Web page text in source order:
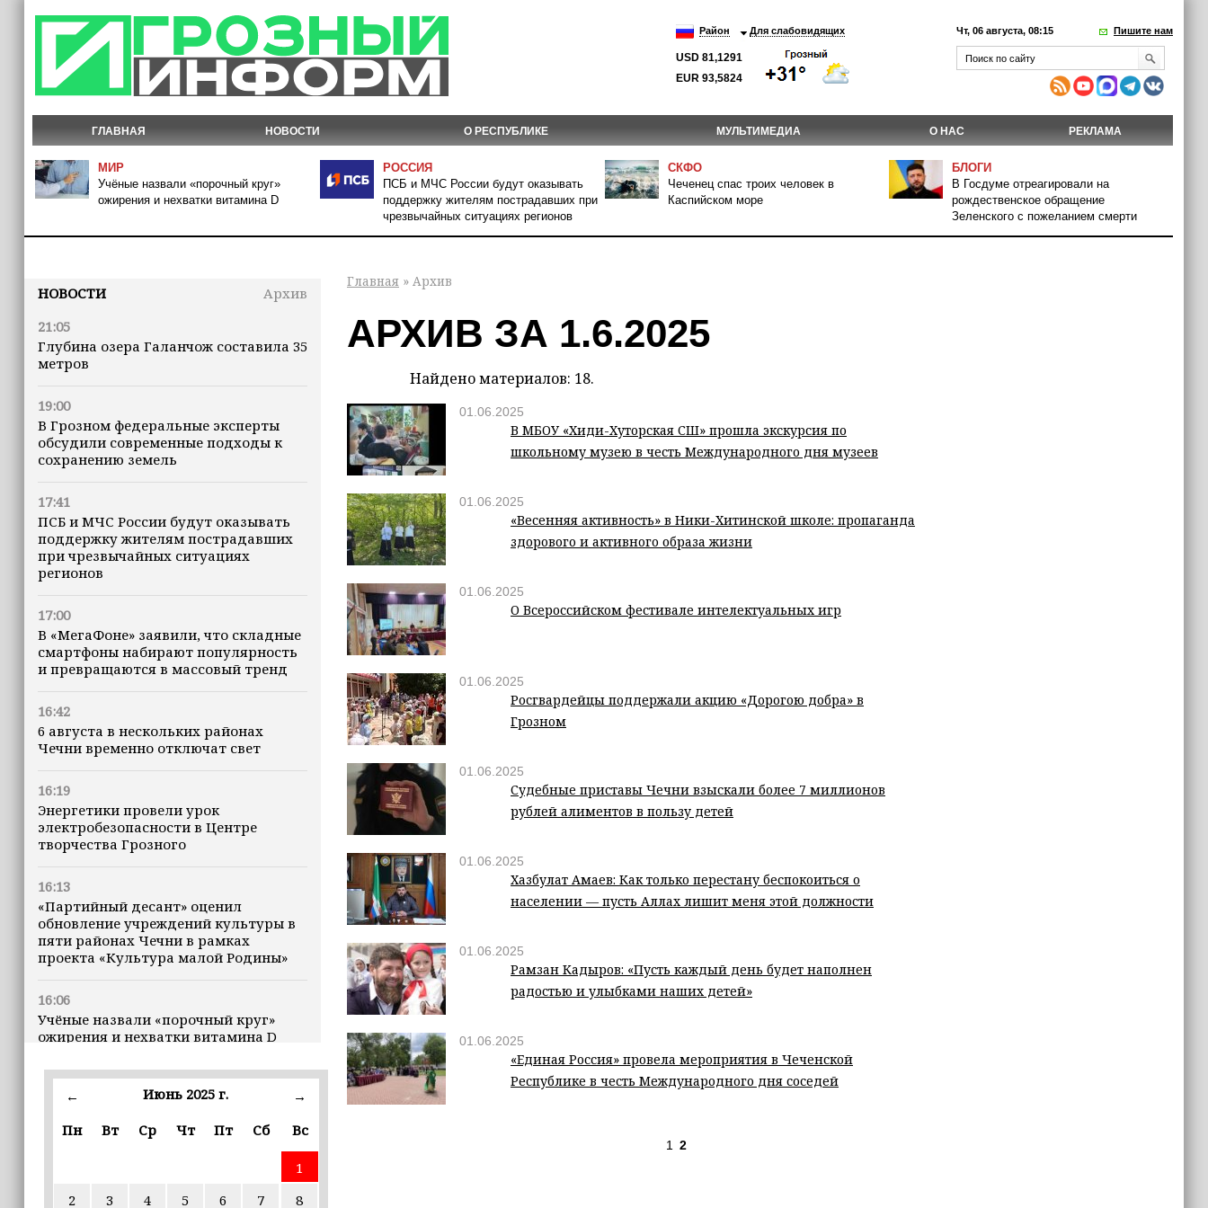
Район Для слабовидящих
USD 81,1291
EUR 93,5824
Чт, 06 августа, 08:15 Пишите нам
ГЛАВНАЯ НОВОСТИ О РЕСПУБЛИКЕ МУЛЬТИМЕДИА О НАС РЕКЛАМА
МИР
Учёные назвали «порочный круг»
ожирения и нехватки витамина D
РОССИЯ
ПСБ и МЧС России будут оказывать
поддержку жителям пострадавших при
чрезвычайных ситуациях регионов
СКФО
Чеченец спас троих человек в
Каспийском море
БЛОГИ
В Госдуме отреагировали на
рождественское обращение
Зеленского с пожеланием смерти
НОВОСТИ
Архив
21:05
Глубина озера Галанчож составила 35
метров
19:00
В Грозном федеральные эксперты
обсудили современные подходы к
сохранению земель
17:41
ПСБ и МЧС России будут оказывать
поддержку жителям пострадавших
при чрезвычайных ситуациях
регионов
17:00
В «МегаФоне» заявили, что складные
смартфоны набирают популярность
и превращаются в массовый тренд
16:42
6 августа в нескольких районах
Чечни временно отключат свет
16:19
Энергетики провели урок
электробезопасности в Центре
творчества Грозного
16:13
«Партийный десант» оценил
обновление учреждений культуры в
пяти районах Чечни в рамках
проекта «Культура малой Родины»
16:06
Учёные назвали «порочный круг»
ожирения и нехватки витамина D
16:00
В Чеченской Республике начинается
избирательные комиссии
← Июнь 2025 г.
→
Пн
Вт Ср Чт Пт Сб Вс
1
2
3 4 5 6 7 8
Главная » Архив
АРХИВ ЗА 1.6.2025
Найдено материалов: 18.
01.06.2025
В МБОУ «Хиди-Хуторская СШ» прошла экскурсия по
школьному музею в честь Международного дня музеев
01.06.2025
«Весенняя активность» в Ники-Хитинской школе: пропаганда
здорового и активного образа жизни
01.06.2025
О Всероссийском фестивале интелектуальных игр
01.06.2025
Росгвардейцы поддержали акцию «Дорогою добра» в
Грозном
01.06.2025
Судебные приставы Чечни взыскали более 7 миллионов
рублей алиментов в пользу детей
01.06.2025
Хазбулат Амаев: Как только перестану беспокоиться о
населении — пусть Аллах лишит меня этой должности
01.06.2025
Рамзан Кадыров: «Пусть каждый день будет наполнен
радостью и улыбками наших детей»
01.06.2025
«Единая Россия» провела мероприятия в Чеченской
Республике в честь Международного дня соседей
1 2